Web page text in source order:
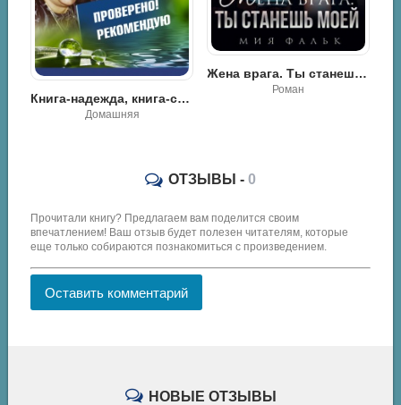
Жена врага. Ты станешь моей - Мия Фальк Подари мне любовь - Ярл Конг
Роман
ОТЗЫВЫ - 0
Прочитали книгу? Предлагаем вам поделится своим
впечатлением! Ваш отзыв будет полезен читателям, которые
еще только собираются познакомиться с произведением.
Оставить комментарий
НОВЫЕ ОТЗЫВЫ